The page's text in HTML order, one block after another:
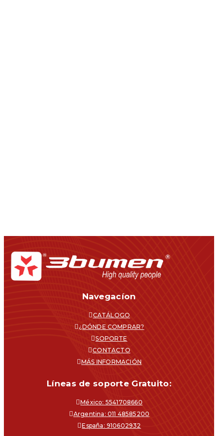
Navegacíon
CATÁLOGO
¿DÓNDE COMPRAR?
SOPORTE
CONTACTO
MÁS INFORMACIÓN
Líneas de soporte Gratuito:
México: 5541708660
Argentina: 011 48585200
España: 910602932